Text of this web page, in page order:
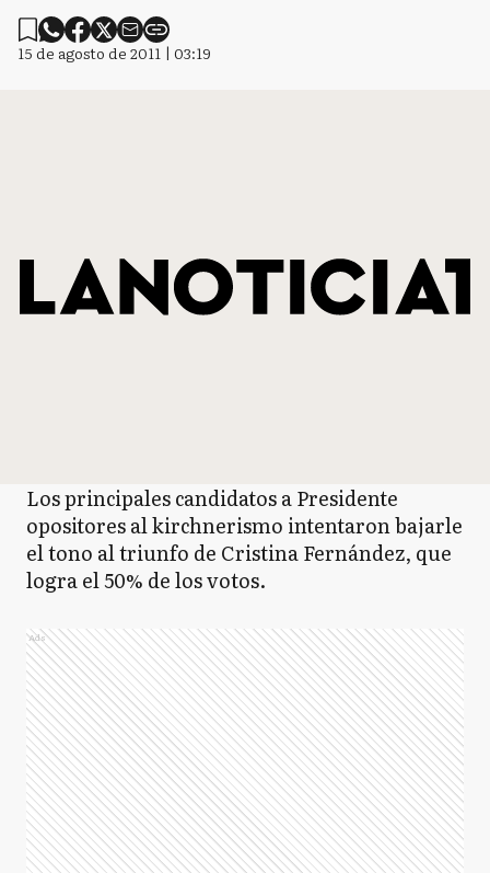
15 de agosto de 2011 | 03:19
Los principales candidatos a Presidente
opositores al kirchnerismo intentaron bajarle
el tono al triunfo de Cristina Fernández, que
logra el 50% de los votos.
Ads